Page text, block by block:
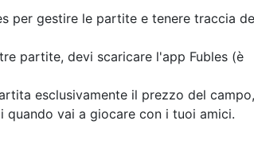
per gestire le partite e tenere traccia
partite, devi scaricare l'app Fubles (è
esclusivamente il prezzo del campo,
quando vai a giocare con i tuoi amici.